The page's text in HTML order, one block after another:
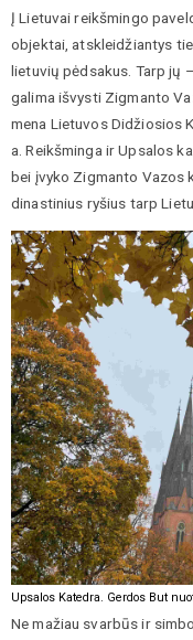
Į Lietuvai reikšmingo
objektai, atskleidžiantys
lietuvių pėdsakus. Tarp jų
galima išvysti Zigmanto
mena Lietuvos Didžiosios
a. Reikšminga ir Upsalos
bei įvyko Zigmanto Vazos
dinastinius ryšius tarp
Upsalos Katedra. Gerdos But
Ne mažiau svarbūs ir